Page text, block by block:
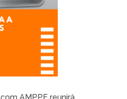
AMPPE reunirá